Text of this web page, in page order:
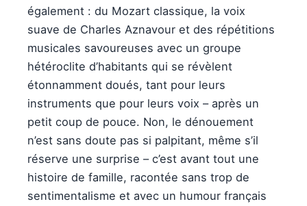
également : du Mozart classique, la voix
suave de Charles Aznavour et des répétitions
musicales savoureuses avec un groupe
hétéroclite d’habitants qui se révèlent
étonnamment doués, tant pour leurs
instruments que pour leurs voix – après un
petit coup de pouce. Non, le dénouement
n’est sans doute pas si palpitant, même s’il
réserve une surprise – c’est avant tout une
histoire de famille, racontée sans trop de
sentimentalisme et avec un humour français